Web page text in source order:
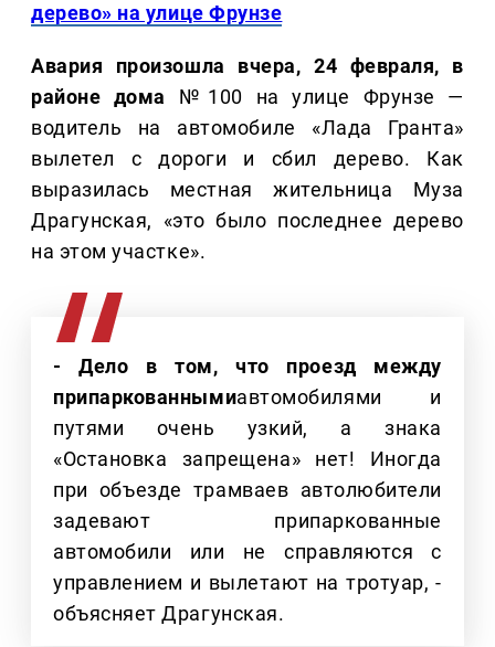
дерево» на улице Фрунзе
Авария произошла вчера, 24 февраля, в
районе дома №100 на улице Фрунзе —
водитель на автомобиле «Лада Гранта»
вылетел с дороги и сбил дерево. Как
выразилась местная жительница Муза
Драгунская, «это было последнее дерево
на этом участке».
- Дело в том, что проезд между
припаркованнымиавтомобилями и
путями очень узкий, а знака
«Остановка запрещена» нет! Иногда
при объезде трамваев автолюбители
задевают припаркованные
автомобили или не справляются с
управлением и вылетают на тротуар, -
объясняет Драгунская.